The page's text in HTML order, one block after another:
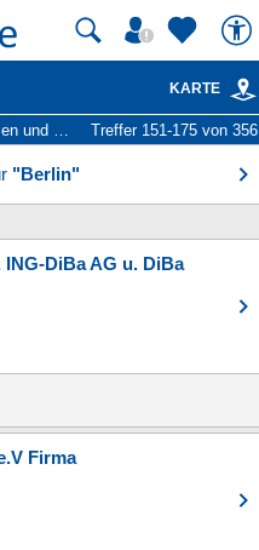
KARTE
Treffer 151-175 von 356
"Berlin"
DiBa AG u. DiBa
Firma